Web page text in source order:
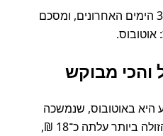
המידע מבוסס על נתוני 365 הימים האחרונים, ומסכם
והכי מבוקש
היא באוטובוס, שנמשכה
סביב 3 שעות. האפשרות הזולה ביותר עלתה כ־18 ₪,